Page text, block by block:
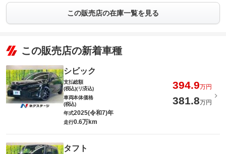
この販売店の在庫一覧を見る
この販売店の新着車種
シビック
支払総額
(税込)(リ済込)
394.9万円
車両本体価格
(税込)
381.8万円
年式2025(令和7)年
走行0.6万km
タフト